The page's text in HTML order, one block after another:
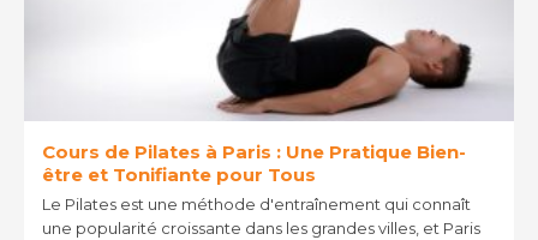
Cours de Pilates à Paris : Une Pratique Bien-
être et Tonifiante pour Tous
Le Pilates est une méthode d'entraînement qui connaît
une popularité croissante dans les grandes villes, et Paris